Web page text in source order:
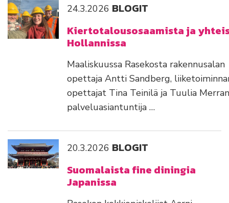
24.3.2026 BLOGIT
Kiertotalousosaamista ja
Hollannissa
Maaliskuussa Rasekosta rakennusalan
opettaja Antti Sandberg,
opettajat Tina Teinilä ja Tuulia
palveluasiantuntija …
20.3.2026 BLOGIT
Suomalaista fine diningia
Japanissa